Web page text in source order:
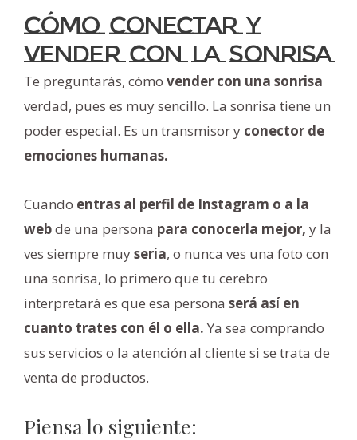
Cómo conectar y
vender con la Sonrisa
Te preguntarás, cómo vender con una sonrisa
verdad, pues es muy sencillo. La sonrisa tiene un
poder especial. Es un transmisor y conector de
emociones humanas.
Cuando entras al perfil de Instagram o a la
webde una persona para conocerla mejor, y la
ves siempre muyseria, o nunca ves una foto con
una sonrisa, lo primero que tu cerebro
interpretará es que esa persona será así en
cuanto trates con él o ella. Ya sea comprando
sus servicios o la atención al cliente si se trata de
venta de productos.
Piensa lo siguiente: